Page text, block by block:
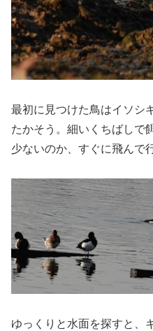
最初に見つけた鳥はイソシ
たかそう。細いくちばしで
少ないのか、すぐに飛んで
ゆっくりと水面を探すと、